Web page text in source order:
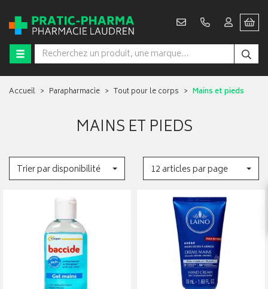
Accueil Parapharmacie Tout pour le corps Mains et pieds
MAINS ET PIEDS
Trier par disponibilité 12 articles par page